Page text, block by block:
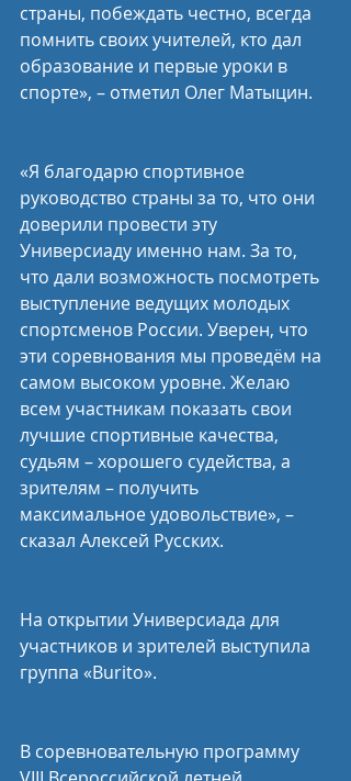
страны, побеждать честно, всегда
помнить своих учителей, кто дал
образование и первые уроки в
спорте», – отметил Олег Матыцин.
«Я благодарю спортивное
руководство страны за то, что они
доверили провести эту
Универсиаду именно нам. За то,
что дали возможность посмотреть
выступление ведущих молодых
спортсменов России. Уверен, что
эти соревнования мы проведём на
самом высоком уровне. Желаю
всем участникам показать свои
лучшие спортивные качества,
судьям – хорошего судейства, а
зрителям – получить
максимальное удовольствие», –
сказал Алексей Русских.
На открытии Универсиада для
участников и зрителей выступила
группа «Burito».
В соревновательную программу